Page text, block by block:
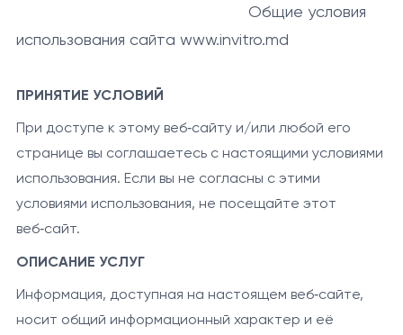
Общие условия
использования сайта www.invitro.md
ПРИНЯТИЕ УСЛОВИЙ
При доступе к этому веб‑сайту и/или любой его
странице вы соглашаетесь с настоящими условиями
использования. Если вы не согласны с этими
условиями использования, не посещайте этот
веб‑сайт.
ОПИСАНИЕ УСЛУГ
Информация, доступная на настоящем веб‑сайте,
носит общий информационный характер и её